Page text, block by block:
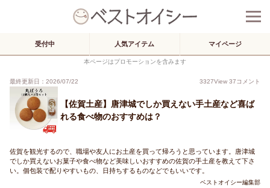
受付中 人気アイテム マイページ
本ページはプロモーションを含みます
最終更新日：2026/07/22 3327View 37コメント
【佐賀土産】唐津城でしか買えない手土産など喜ば
れる食べ物のおすすめは？
佐賀を観光するので、職場や友人にお土産を買って帰ろうと思っています。唐津城
でしか買えないお菓子や食べ物など美味しいおすすめの佐賀の手土産を教えて下さ
い。個包装で配りやすいもの、日持ちするものなどでもいいです。
ベストオイシー編集部